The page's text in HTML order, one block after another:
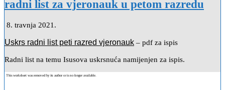
radni list za vjeronauk u petom razredu
8. travnja 2021.
Uskrs radni list peti razred vjeronauk – pdf za ispis
Radni list na temu Isusova uskrsnuća namijenjen za ispis.